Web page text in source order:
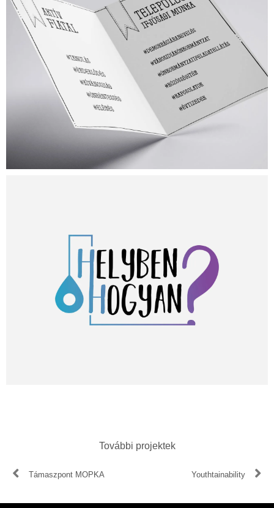
További projektek
Támaszpont MOPKA Youthtainability